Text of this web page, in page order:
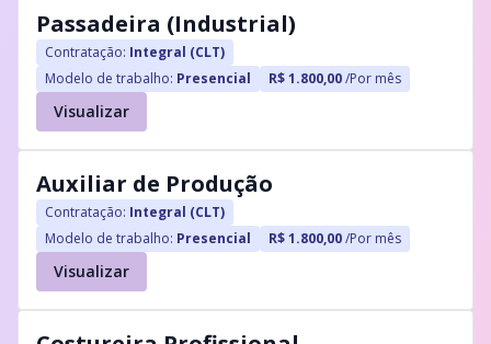
Passadeira (Industrial)
Contratação: Integral (CLT)
Modelo de trabalho: Presencial R$ 1.800,00/Por mês
Visualizar
Auxiliar de Produção
Contratação: Integral (CLT)
Modelo de trabalho: Presencial R$ 1.800,00/Por mês
Visualizar